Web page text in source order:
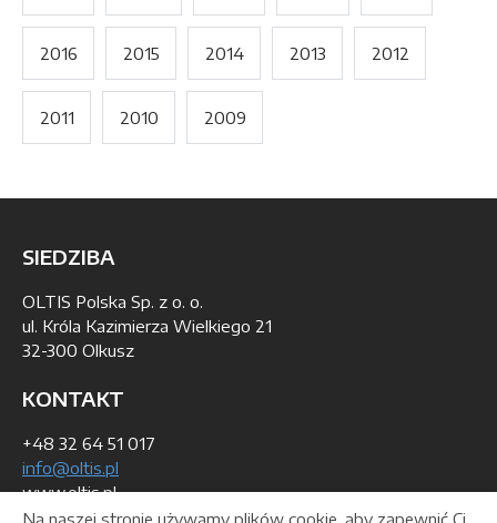
2016 2015 2014 2013 2012
2011 2010 2009
SIEDZIBA
OLTIS Polska Sp. z o. o.
ul. Króla Kazimierza Wielkiego 21
32-300 Olkusz
KONTAKT
+48 32 64 51 017
info@oltis.pl
www.oltis.pl
Na naszej stronie używamy plików cookie, aby zapewnić Ci